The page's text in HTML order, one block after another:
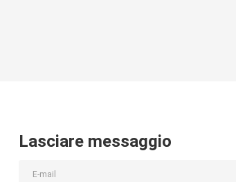
Lasciare messaggio